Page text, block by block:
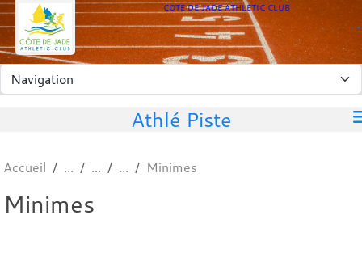
COTE DE JADE ATHLETIC CLUB
Athlé Piste
Accueil Minimes
Minimes
Panneau de gestion des cookies